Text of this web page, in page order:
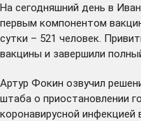
На сегодняшний день в
первым компонентом
сутки – 521 человек.
вакцины и завершили
Артур Фокин озвучил
штаба о приостановлении
коронавирусной